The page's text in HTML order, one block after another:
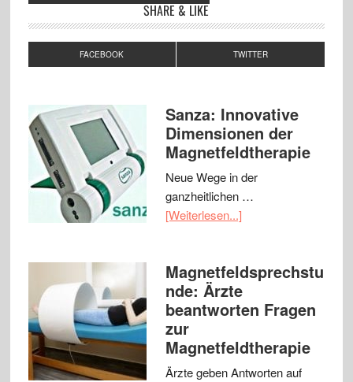
SHARE & LIKE
FACEBOOK TWITTER
Sanza: Innovative
Dimensionen der
Magnetfeldtherapie
Neue Wege in der
ganzheitlichen …
[Weiterlesen...]
Magnetfeldsprechstu
nde: Ärzte
beantworten Fragen
zur
Magnetfeldtherapie
Ärzte geben Antworten auf